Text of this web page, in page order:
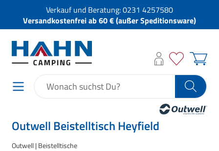
Verkauf und Beratung:0231 4257580
Versandkostenfrei ab 60 € (außer Speditionsware)
Outwell Beistelltisch Heyfield
Outwell Beistelltische